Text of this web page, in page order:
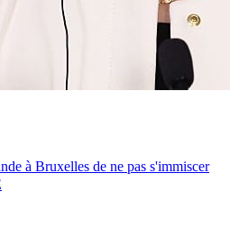
à Bruxelles de ne pas s'immiscer